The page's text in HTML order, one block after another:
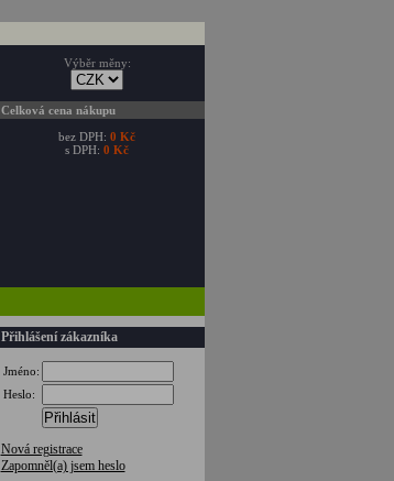
Výběr měny:
Celková cena nákupu
bez DPH: 0 Kč
s DPH: 0 Kč
Přihlášení zákazníka
Jméno:
Heslo:
Přihlásit
Nová registrace
Zapomněl(a) jsem heslo